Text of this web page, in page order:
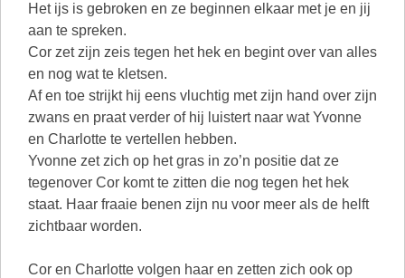
Het ijs is gebroken en ze beginnen elkaar met je en jij
aan te spreken.
Cor zet zijn zeis tegen het hek en begint over van alles
en nog wat te kletsen.
Af en toe strijkt hij eens vluchtig met zijn hand over zijn
zwans en praat verder of hij luistert naar wat Yvonne
en Charlotte te vertellen hebben.
Yvonne zet zich op het gras in zo’n positie dat ze
tegenover Cor komt te zitten die nog tegen het hek
staat. Haar fraaie benen zijn nu voor meer als de helft
zichtbaar worden.
Cor en Charlotte volgen haar en zetten zich ook op